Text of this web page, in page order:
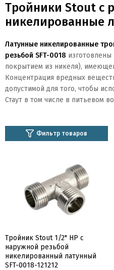
Тройники Stout c
никелированные
Латунные никелированные
резьбой SFT-0018 изготовлены
покрытием из никеля),
Концентрация вредных
допустимой для того, чтобы
Стаут в том числе в питьевом
Фильтр товаров
Тройник Stout 1/2" НР с
наружной резьбой
никелированный латунный
SFT-0018-121212